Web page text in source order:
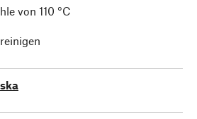
von 110 °C